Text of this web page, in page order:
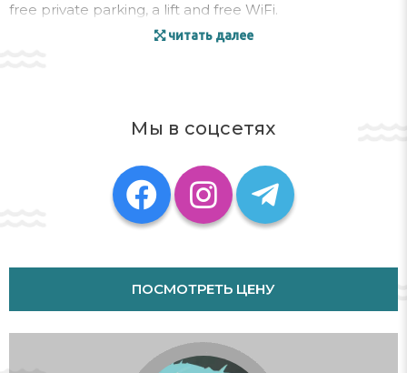
free private parking, a lift and free WiFi.
This apartment includes 3 bedrooms, a living room and
Sainte-Chapelle is 38 km from the apartment, while
Pompidou Centre is 38 km from the property. The
nearest airport is Paris - Charles de Gaulle, 27 km from
Toscane Disneyland apartment BMYGUEST, and the
property offers a paid airport shuttle service.
You can use the Special Requests box when booking, or
contact the property directly with the contact details
provided in your confirmation. If you cause damage to
the property during your stay, you could be asked to
читать далее
Мы в соцсетях
ПОСМОТРЕТЬ ЦЕНУ